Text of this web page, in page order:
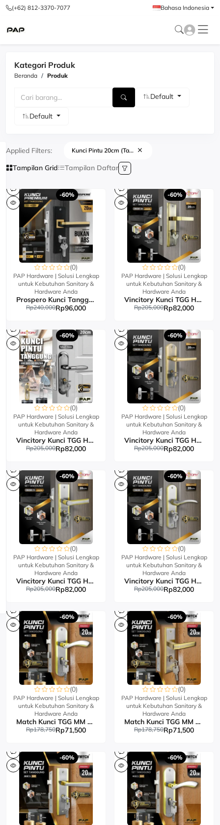
(+62) 812-3370-7077 Bahasa Indonesia
Kategori Produk
Beranda Produk
Default
Default
Applied Filters: Kunci Pintu 20cm (Ta...
Tampilan Grid Tampilan Daftar
-60%
(0)
PAP Hardware | Solusi Lengkap
untuk Kebutuhan Sanitary &
Hardware Anda
Prospero Kunci Tanggung 801
Rp240,000Rp96,000
-60%
(0)
PAP Hardware | Solusi Lengkap
untuk Kebutuhan Sanitary &
Hardware Anda
Vincitory Kunci TGG HM887-84 4 COMP KEY
Rp205,000Rp82,000
-60%
(0)
PAP Hardware | Solusi Lengkap
untuk Kebutuhan Sanitary &
Hardware Anda
Vincitory Kunci TGG HM883-90 4 COMP KEY
Rp205,000Rp82,000
-60%
(0)
PAP Hardware | Solusi Lengkap
untuk Kebutuhan Sanitary &
Hardware Anda
Vincitory Kunci TGG HM881-92 4 COMP KEY
Rp205,000Rp82,000
-60%
(0)
PAP Hardware | Solusi Lengkap
untuk Kebutuhan Sanitary &
Hardware Anda
Vincitory Kunci TGG HM885-75 4 COMP KEY
Rp205,000Rp82,000
-60%
(0)
PAP Hardware | Solusi Lengkap
untuk Kebutuhan Sanitary &
Hardware Anda
Vincitory Kunci TGG HM881-76 4 COMP KEY
Rp205,000Rp82,000
-60%
(0)
PAP Hardware | Solusi Lengkap
untuk Kebutuhan Sanitary &
Hardware Anda
Match Kunci TGG MM 883-90
Rp178,750Rp71,500
-60%
(0)
PAP Hardware | Solusi Lengkap
untuk Kebutuhan Sanitary &
Hardware Anda
Match Kunci TGG MM 885-89
Rp178,750Rp71,500
-60% -60%